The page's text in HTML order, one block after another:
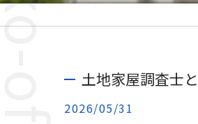
土地家屋調査士
2026/05/31